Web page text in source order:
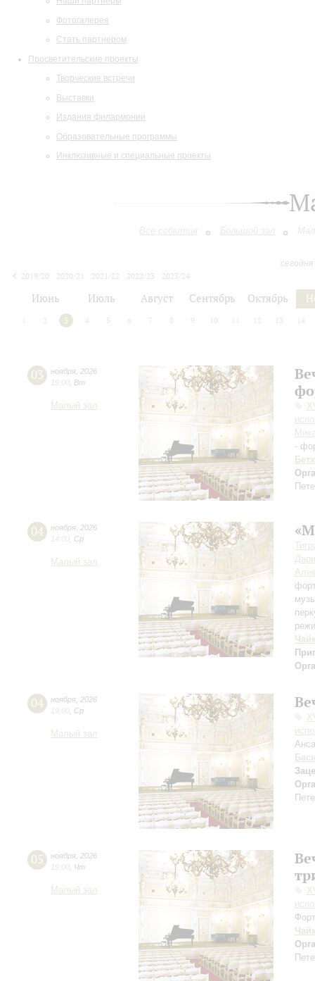
Фотогалерея
Стать партнером
Просветительские проекты
Творческие встречи
Выставки
Издания филармонии
Образовательные программы
Инклюзивные и специальные проекты
Все события Большой зал
2019/20
2020/21 2021/22 2022/23
2023/24
Июнь Июль Август Сентябрь Октябрь
1 2 3 4 5 6 7 8 9 10 12 13 14
03 ноября 2026
19:00 Вт
Малый зал
-
04 ноября 2026
14:00 Ср
Малый зал
04 ноября 2026
19:00 Ср
Малый зал
05 ноября 2026
19:00 Чт
Малый зал